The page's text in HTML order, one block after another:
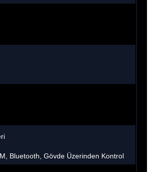
Bluetooth, Gövde Üzerinden Kontrol